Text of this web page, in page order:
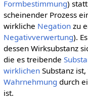
Formbestimmung)
scheinender Prozess
wirkliche Negationzu
Negativverwertung).
dessen Wirksubstanz
die es treibende
wirklichenSubstanz
Wahrnehmung durch
ist.